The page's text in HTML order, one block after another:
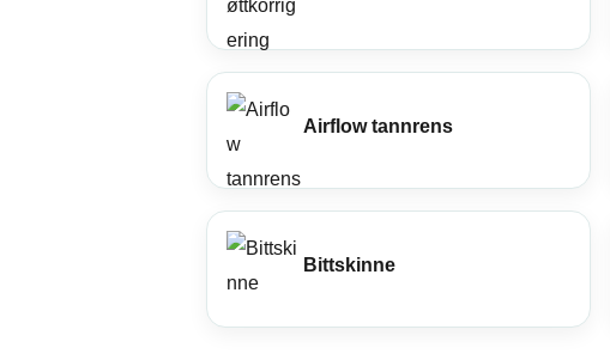
Tannkrone vs tannbro: Hva
Airflow tannrens
Bittskinne